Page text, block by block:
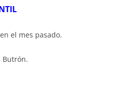
el mes pasado.
Butrón.